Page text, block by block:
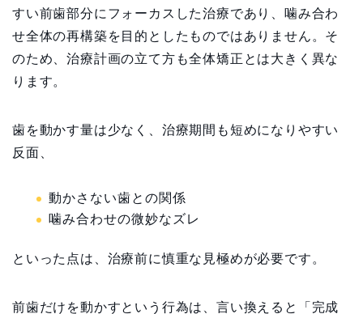
すい前歯部分にフォーカスした治療であり、噛み合わ
せ全体の再構築を目的としたものではありません。そ
のため、治療計画の立て方も全体矯正とは大きく異な
ります。
歯を動かす量は少なく、治療期間も短めになりやすい
反面、
動かさない歯との関係
噛み合わせの微妙なズレ
といった点は、治療前に慎重な見極めが必要です。
前歯だけを動かすという行為は、言い換えると「完成